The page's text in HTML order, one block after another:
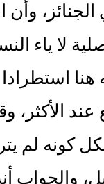
لا ياء
كونه لم